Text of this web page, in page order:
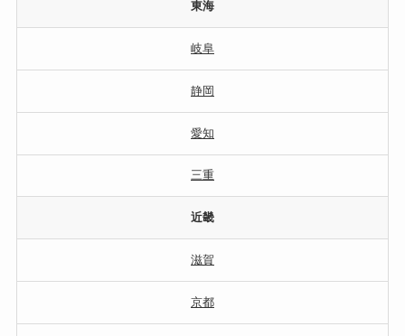
東海
岐阜
静岡
愛知
三重
近畿
滋賀
京都